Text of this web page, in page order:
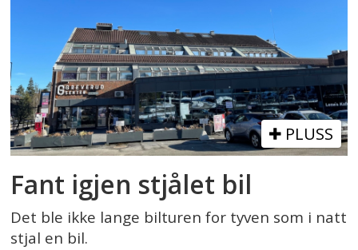
PLUSS
Fant igjen stjålet bil
Det ble ikke lange bilturen for tyven som i natt
stjal en bil.